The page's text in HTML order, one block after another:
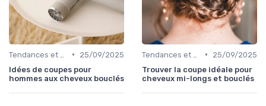
•
25/09/2025
Idées de coupes pour
hommes aux cheveux bouclés
•
25/09/2025
Trouver la coupe idéale pour
cheveux mi-longs et bouclés